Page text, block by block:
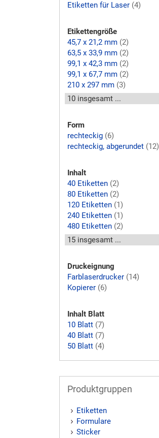
Etiketten für Laser (4)
Etikettengröße
45,7 x 21,2 mm (2)
63,5 x 33,9 mm (2)
99,1 x 42,3 mm (2)
99,1 x 67,7 mm (2)
210 x 297 mm (3)
Form
rechteckig (6)
rechteckig, abgerundet (12)
Inhalt
40 Etiketten (2)
80 Etiketten (2)
120 Etiketten (1)
240 Etiketten (1)
480 Etiketten (2)
Druckeignung
Farblaserdrucker (14)
Kopierer (6)
Inhalt Blatt
10 Blatt (7)
40 Blatt (7)
50 Blatt (4)
Produktgruppen
Etiketten
Formulare
Sticker